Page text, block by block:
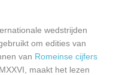
wedstrijden
om edities van
van Romeinse cijfers
maakt het lezen